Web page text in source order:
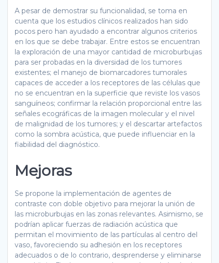
A pesar de demostrar su funcionalidad, se toma en
cuenta que los estudios clínicos realizados han sido
pocos pero han ayudado a encontrar algunos criterios
en los que se debe trabajar. Entre estos se encuentran
la exploración de una mayor cantidad de microburbujas
para ser probadas en la diversidad de los tumores
existentes; el manejo de biomarcadores tumorales
capaces de acceder a los receptores de las células que
no se encuentran en la superficie que reviste los vasos
sanguíneos; confirmar la relación proporcional entre las
señales ecográficas de la imagen molecular y el nivel
de malignidad de los tumores; y el descartar artefactos
como la sombra acústica, que puede influenciar en la
fiabilidad del diagnóstico.
Mejoras
Se propone la implementación de agentes de
contraste con doble objetivo para mejorar la unión de
las microburbujas en las zonas relevantes. Asimismo, se
podrían aplicar fuerzas de radiación acústica que
permitan el movimiento de las partículas al centro del
vaso, favoreciendo su adhesión en los receptores
adecuados o de lo contrario, desprenderse y eliminarse